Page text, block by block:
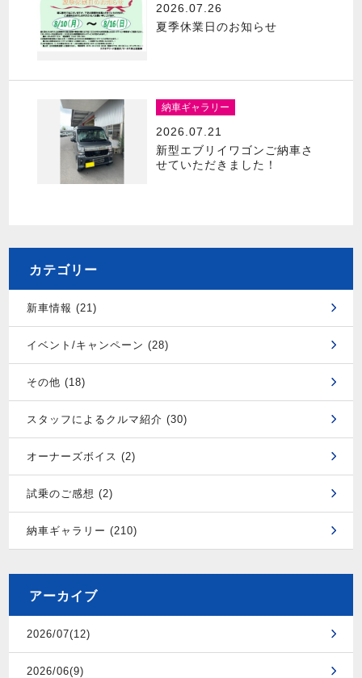
2026.07.26
夏季休業日のお知らせ
納車ギャラリー
2026.07.21
新型エブリイワゴンご納車さ
せていただきました！
カテゴリー
新車情報 (21)
イベント/キャンペーン (28)
その他 (18)
スタッフによるクルマ紹介 (30)
オーナーズボイス (2)
試乗のご感想 (2)
納車ギャラリー (210)
アーカイブ
2026/07(12)
2026/06(9)